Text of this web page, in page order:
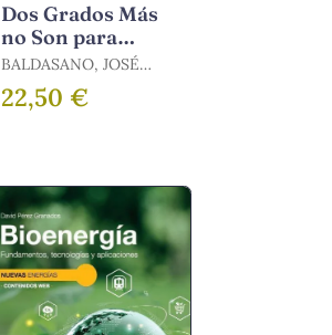
Dos Grados Más
no Son para
Tanto
BALDASANO, JOSÉ
MARÍA
22,50 €